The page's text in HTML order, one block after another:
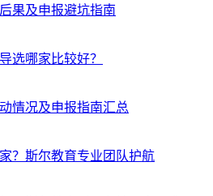
果及申报避坑指南
选哪家比较好？
情况及申报指南汇总
？斯尔教育专业团队护航